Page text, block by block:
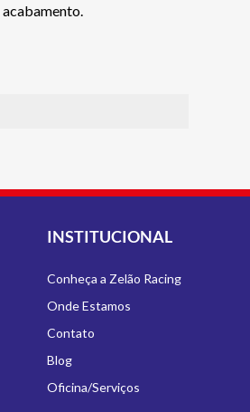
INSTITUCIONAL
Conheça a Zelão Racing
Onde Estamos
Contato
Blog
Oficina/Serviços